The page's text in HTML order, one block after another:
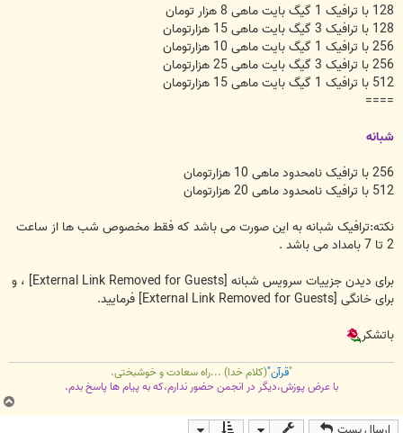
128 با ترافیک 1 گیگ بایت ماهی 8 هزار تومان
128 با ترافیک 3 گیگ بایت ماهی 15 هزارتومان
256 با ترافیک 1 گیگ بایت ماهی 10 هزارتومان
256 با ترافیک 3 گیگ بایت ماهی 25 هزارتومان
512 با ترافیک 1 گیگ بایت ماهی 15 هزارتومان
====
شبانه
256 با ترافیک نامحدود ماهی 10 هزارتومان
512 با ترافیک نامحدود ماهی 20 هزارتومان
نکته:ترافیک شبانه به این صورت می باشد که فقط مخصوص شب ها از ساعت
2 تا 7 بامداد می باشد .
برای دیدن جزییات سرویس شبانه [External Link Removed for Guests]
، و
برای خانگی [External Link Removed for Guests]
فرمایید.
باتشکر
"قرآن"(کلام خدا) ...راه سعادت و خوشبختی.
با عرض پوزش،دیگر در انجمن حضور ندارم،که به پیام ها پاسخ بدم.